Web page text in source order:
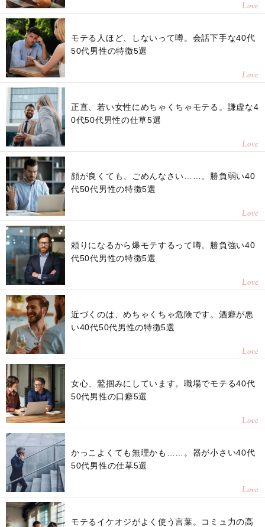
Love
モテる人ほど、しないって噂。会話下手な40代
50代男性の特徴5選
Love
正直、若い女性にめちゃくちゃモテる。謙虚な4
0代50代男性の仕草5選
Love
顔が良くても、ごめんなさい……。勝負弱い40
代50代男性の特徴5選
Love
頼りになるから爆モテするって噂。勝負強い40
代50代男性の特徴5選
Love
近づくのは、めちゃくちゃ危険です。酒癖が悪
い40代50代男性の特徴5選
Love
女心、鷲掴みにしています。職場でモテる40代
50代男性の口癖5選
Love
かっこよくても無理かも……。器が小さい40代
50代男性の仕草5選
Love
モテるイケオジがよく使う言葉。コミュ力の高